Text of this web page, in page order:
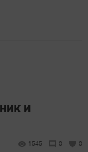
и
1545 0 0